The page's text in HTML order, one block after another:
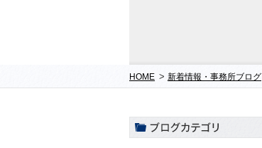
HOME > 新着情報・事務所ブログ